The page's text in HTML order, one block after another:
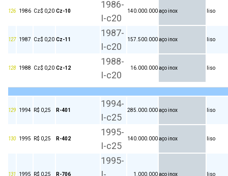
126 1986 Cz$ 0,20 Cz-10
1986-
I-c20
140.000.000aço inox liso
127 1987 Cz$ 0,20 Cz-11
1987-
I-c20
157.500.000aço inox liso
128 1988 Cz$ 0,20 Cz-12
1988-
I-c20
16.000.000aço inox liso
129 1994 R$ 0,25 R-401
1994-
I-c25
285.000.000aço inox liso
130 1995 R$ 0,25 R-402
1995-
I-c25
140.000.000aço inox liso
131 1995 R$ 0,25 R-706
1995-
1.000.000aço inox liso